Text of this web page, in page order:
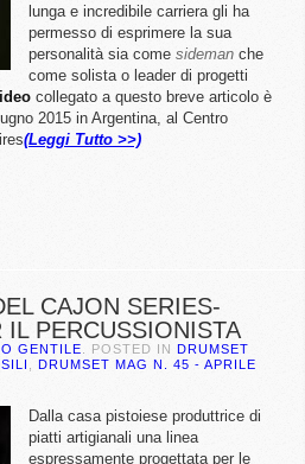
lunga e incredibile carriera gli ha
permesso di esprimere la sua
personalità sia come sideman che
come solista o leader di progetti
collegato a questo breve articolo è
2015 in Argentina, al Centro
(Leggi Tutto >>)
CAJON SERIES-
IL PERCUSSIONISTA
GENTILE . POSTED IN DRUMSET
DRUMSET MAG N. 45 - APRILE
Dalla casa pistoiese produttrice di
piatti artigianali una linea
espressamente progettata per le